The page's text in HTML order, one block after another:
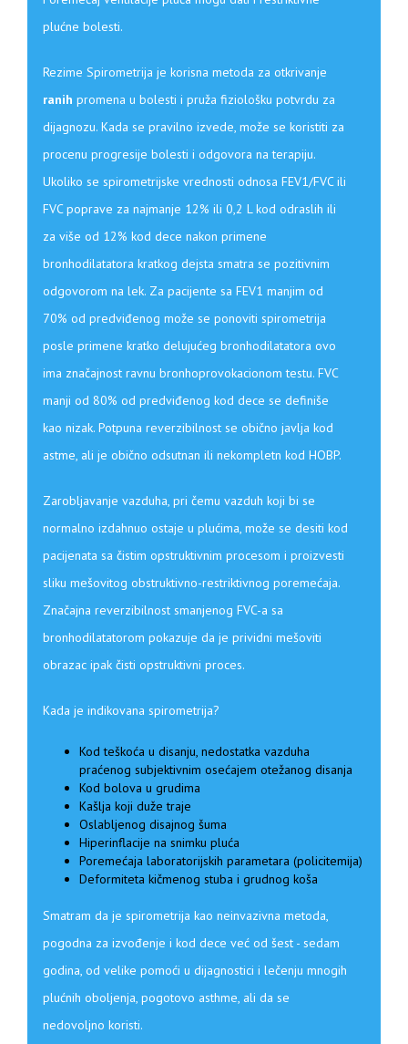
plućne bolesti.
Rezime Spirometrija je korisna metoda za otkrivanje
ranih promena u bolesti i pruža fiziološku potvrdu za
dijagnozu. Kada se pravilno izvede, može se koristiti za
procenu progresije bolesti i odgovora na terapiju.
Ukoliko se spirometrijske vrednosti odnosa FEV1/FVC ili
FVC poprave za najmanje 12% ili 0,2 L kod odraslih ili
za više od 12% kod dece nakon primene
bronhodilatatora kratkog dejsta smatra se pozitivnim
odgovorom na lek. Za pacijente sa FEV1 manjim od
70% od predviđenog može se ponoviti spirometrija
posle primene kratko delujućeg bronhodilatatora ovo
ima značajnost ravnu bronhoprovokacionom testu. FVC
manji od 80% od predviđenog kod dece se definiše
kao nizak. Potpuna reverzibilnost se obično javlja kod
astme, ali je obično odsutnan ili nekompletn kod HOBP.
Zarobljavanje vazduha, pri čemu vazduh koji bi se
normalno izdahnuo ostaje u plućima, može se desiti kod
pacijenata sa čistim opstruktivnim procesom i proizvesti
sliku mešovitog obstruktivno-restriktivnog poremećaja.
Značajna reverzibilnost smanjenog FVC-a sa
bronhodilatatorom pokazuje da je prividni mešoviti
obrazac ipak čisti opstruktivni proces.
Kada je indikovana spirometrija?
Kod teškoća u disanju, nedostatka vazduha
praćenog subjektivnim osećajem otežanog disanja
Kod bolova u grudima
Kašlja koji duže traje
Oslabljenog disajnog šuma
Hiperinflacije na snimku pluća
Poremećaja laboratorijskih parametara (policitemija)
Deformiteta kičmenog stuba i grudnog koša
Smatram da je spirometrija kao neinvazivna metoda,
pogodna za izvođenje i kod dece već od šest - sedam
godina, od velike pomoći u dijagnostici i lečenju mnogih
plućnih oboljenja, pogotovo asthme, ali da se
nedovoljno koristi.